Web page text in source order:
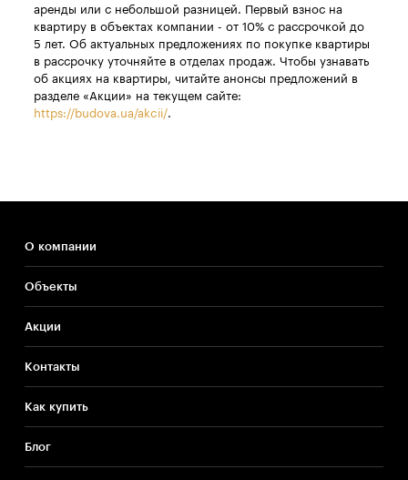
аренды или с небольшой разницей. Первый взнос на
квартиру в объектах компании - от 10% с рассрочкой до
5 лет. Об актуальных предложениях по покупке квартиры
в рассрочку уточняйте в отделах продаж. Чтобы узнавать
об акциях на квартиры, читайте анонсы предложений в
разделе «Акции» на текущем сайте:
https://budova.ua/akcii/.
О компании
Объекты
Акции
Контакты
Как купить
Блог